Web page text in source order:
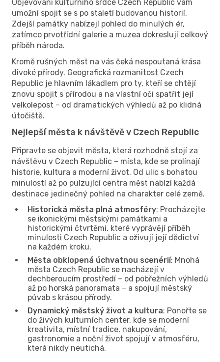
Objevování kulturního srdce Czech Republic vám
umožní spojit se s po staletí budovanou historií.
Zdejší památky nabízejí pohled do minulých ér,
zatímco prvotřídní galerie a muzea dokreslují celkový
příběh národa.
Kromě rušných měst na vás čeká nespoutaná krása
divoké přírody. Geografická rozmanitost Czech
Republic je hlavním lákadlem pro ty, kteří se chtějí
znovu spojit s přírodou a na vlastní oči spatřit její
velkolepost – od dramatických výhledů až po klidná
útočiště.
Nejlepší města k návštěvě v Czech Republic
Připravte se objevit města, která rozhodně stojí za
návštěvu v Czech Republic – místa, kde se prolínají
historie, kultura a moderní život. Od ulic s bohatou
minulostí až po pulzující centra měst nabízí každá
destinace jedinečný pohled na charakter celé země.
Historická města plná atmosféry: Procházejte
se ikonickými městskými památkami a
historickými čtvrtěmi, které vyprávějí příběh
minulosti Czech Republic a oživují její dědictví
na každém kroku.
Města obklopená úchvatnou scenérií: Mnohá
města Czech Republic se nacházejí v
dechberoucím prostředí – od pobřežních výhledů
až po horská panoramata – a spojují městský
půvab s krásou přírody.
Dynamický městský život a kultura: Ponořte se
do živých kulturních center, kde se moderní
kreativita, místní tradice, nakupování,
gastronomie a noční život spojují v atmosféru,
která nikdy neutichá.